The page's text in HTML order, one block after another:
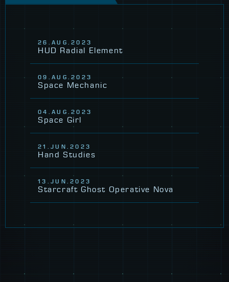
26.AUG.2023
HUD Radial Element
09.AUG.2023
Space Mechanic
04.AUG.2023
Space Girl
21.JUN.2023
Hand Studies
13.JUN.2023
Starcraft Ghost Operative Nova